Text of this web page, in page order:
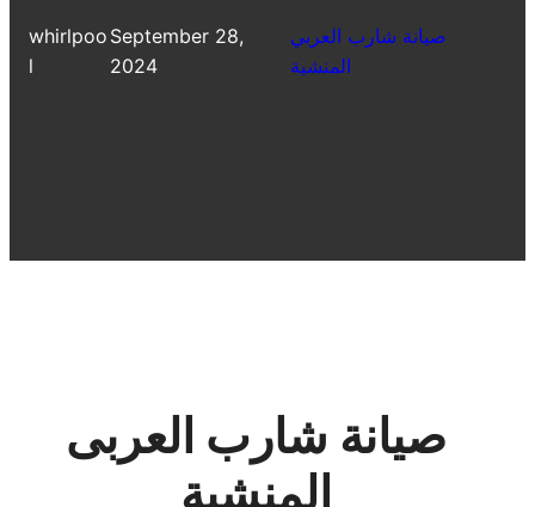
whirlpoo
l
September 28,
2024
صيانة شارب العربي
المنشية
صيانة شارب العربى
المنشية